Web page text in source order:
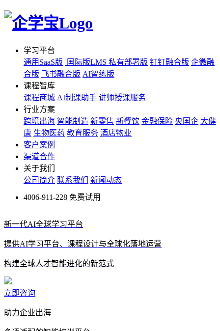
学习平台
通用SaaS版
国际版LMS 私有部署版 钉钉融合版 企微融
合版 飞书融合版 AI智练版
课程智库
课程商城 AI制课助手 讲师授课服务
行业方案
跨境出海 智能制造 新零售 新餐饮 金融保险 央国企 大健
康 生物医药 教育服务 酒店物业
客户案例
渠道合作
关于我们
公司简介 联系我们 新闻动态
4006-911-228 免费试用
新一代AI全球学习平台
提供AI学习平台、课程设计与全球化落地运营
构建全球人才智能进化的新范式
立即咨询
助力企业出海